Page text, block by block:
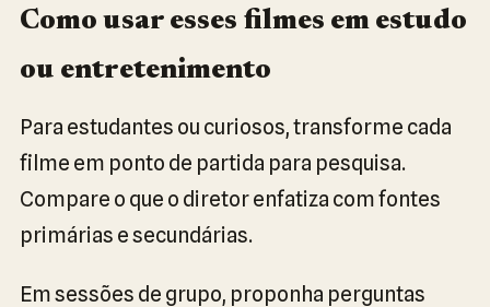
Como usar esses filmes em estudo
ou entretenimento
Para estudantes ou curiosos, transforme cada
filme em ponto de partida para pesquisa.
Compare o que o diretor enfatiza com fontes
primárias e secundárias.
Em sessões de grupo, proponha perguntas